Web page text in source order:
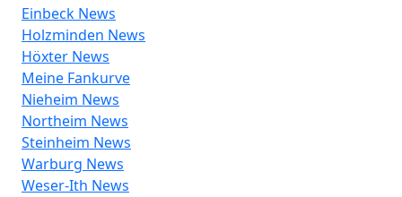
Einbeck News
Holzminden News
Höxter News
Meine Fankurve
Nieheim News
Northeim News
Steinheim News
Warburg News
Weser-Ith News